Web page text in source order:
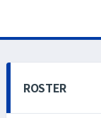
ROSTER